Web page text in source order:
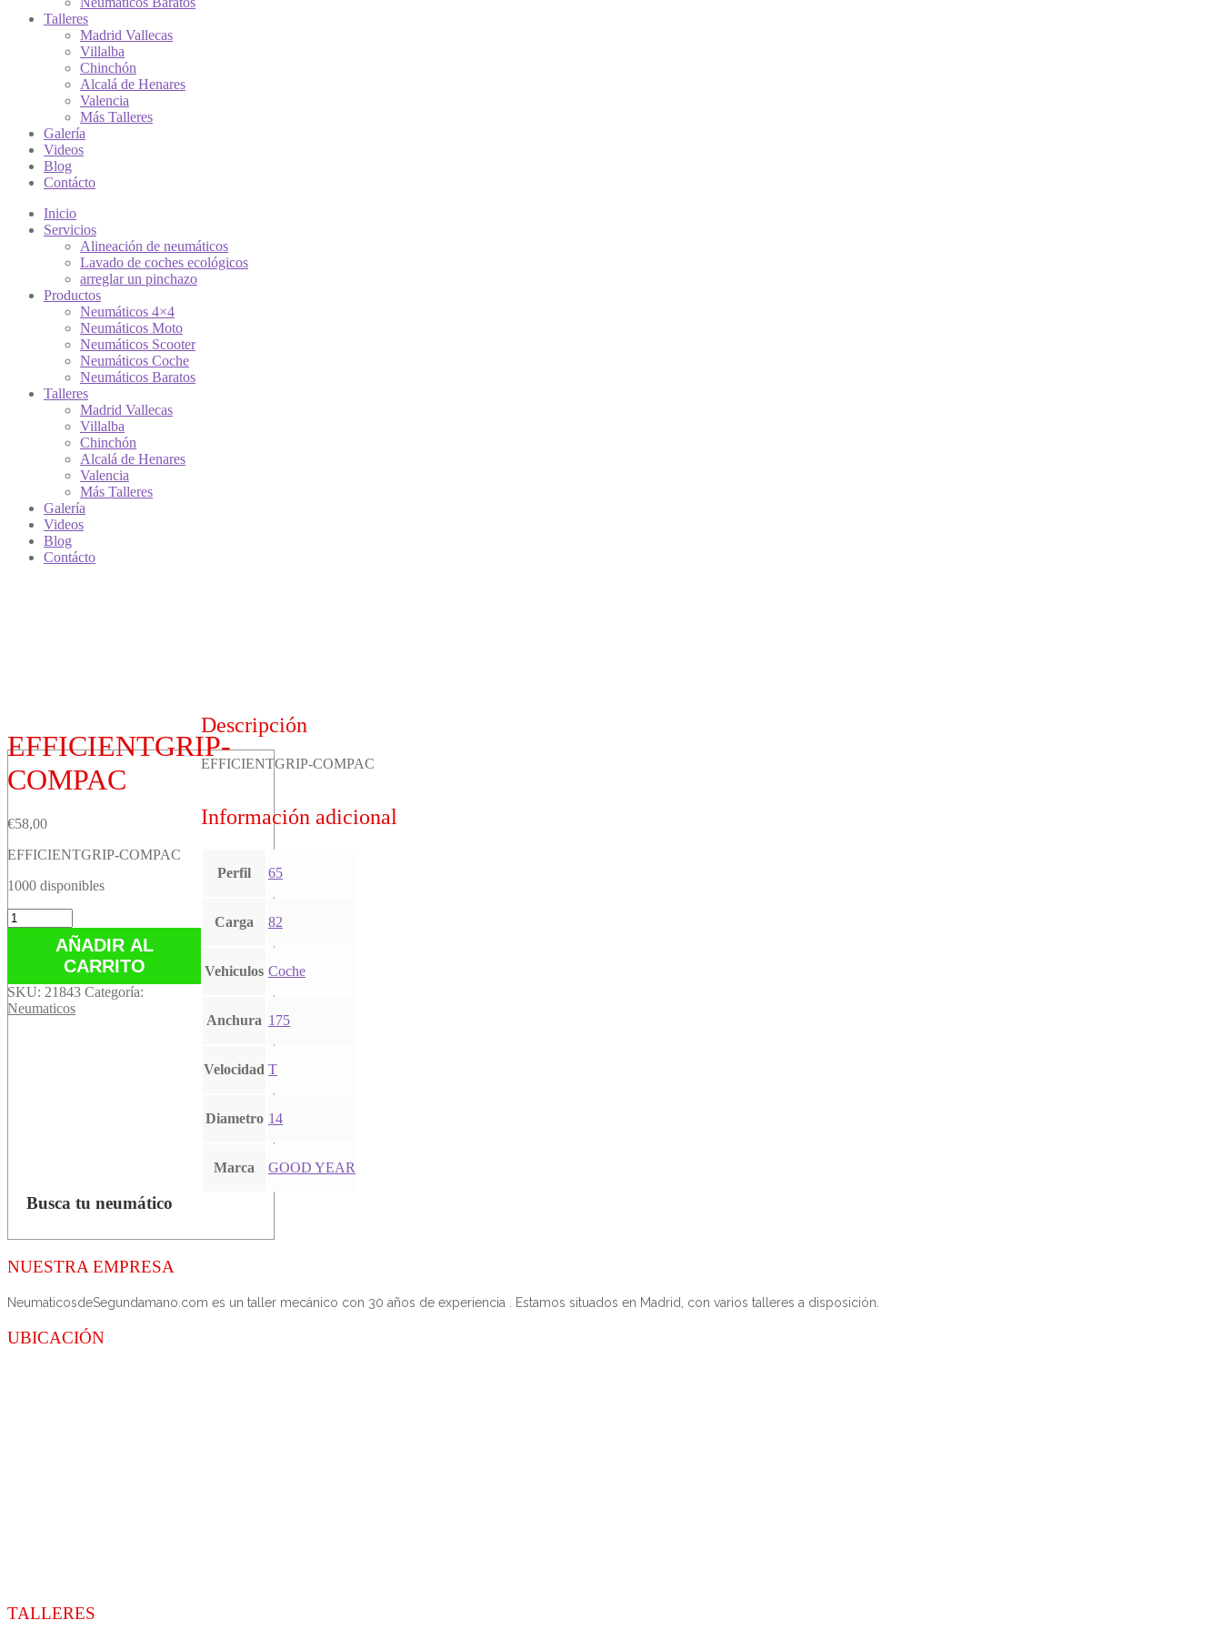
Talleres
Madrid Vallecas
Villalba
Chinchón
Alcalá de Henares
Valencia
Más Talleres
Galería
Videos
Blog
Contácto
Inicio
Servicios
Alineación de neumáticos
Lavado de coches ecológicos
arreglar un pinchazo
Productos
Neumáticos 4×4
Neumáticos Moto
Neumáticos Scooter
Neumáticos Coche
Neumáticos Baratos
Talleres
Madrid Vallecas
Villalba
Chinchón
Alcalá de Henares
Valencia
Más Talleres
Galería
Videos
Blog
Contácto
EFFICIENTGRIP-
COMPAC
€58,00
EFFICIENTGRIP-COMPAC
1000 disponibles
EFFICIENTGRIP-
COMPAC
AÑADIR AL
CARRITO
SKU: 21843 Categoría:
Neumaticos
Descripción
EFFICIENTGRIP-COMPAC
Información adicional
Perfil 65
Carga 82
Vehiculos Coche
Anchura 175
Velocidad T
Diametro 14
Marca GOOD YEAR
Busca tu neumático
NUESTRA EMPRESA
NeumaticosdeSegundamano.com es un taller mecánico con 30 años de experiencia . Estamos situados en Madrid, con varios talleres a disposición.
UBICACIÓN
TALLERES